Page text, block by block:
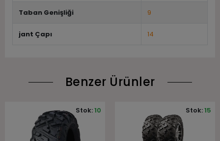
Taban Genişliği 9
jant Çapı 14
Benzer Ürünler
Stok:10 Stok:15